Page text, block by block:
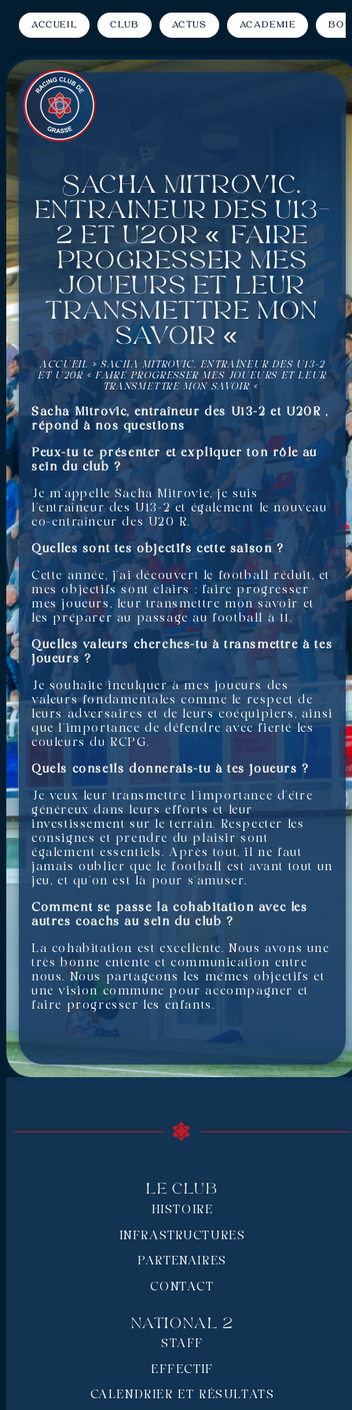
Accueil Club Actus Académie
Sacha Mitrovic,
entraîneur des U13-
2 et U20R « Faire
progresser mes
joueurs et leur
transmettre mon
savoir «
ACCUEIL »SACHA MITROVIC, ENTRAÎNEUR DES U13-2
ET U20R « FAIRE PROGRESSER MES JOUEURS ET LEUR
TRANSMETTRE MON SAVOIR «
Sacha Mitrovic, entraîneur des U13-2 et U20R ,
répond à nos questions
Peux-tu te présenter et expliquer ton rôle au
sein du club ?
Je m’appelle Sacha Mitrovic, je suis
l’entraîneur des U13-2 et également le nouveau
co-entraîneur des U20 R.
Quelles sont tes objectifs cette saison ?
Cette année, j’ai découvert le football réduit, et
mes objectifs sont clairs : faire progresser
mes joueurs, leur transmettre mon savoir et
les préparer au passage au football à 11.
Quelles valeurs cherches-tu à transmettre à tes
joueurs ?
Je souhaite inculquer à mes joueurs des
valeurs fondamentales comme le respect de
leurs adversaires et de leurs coéquipiers, ainsi
que l’importance de défendre avec fierté les
couleurs du RCPG.
Quels conseils donnerais-tu à tes joueurs ?
Je veux leur transmettre l’importance d’être
généreux dans leurs efforts et leur
investissement sur le terrain. Respecter les
consignes et prendre du plaisir sont
également essentiels. Après tout, il ne faut
jamais oublier que le football est avant tout un
jeu, et qu’on est là pour s’amuser.
Comment se passe la cohabitation avec les
autres coachs au sein du club ?
La cohabitation est excellente. Nous avons une
très bonne entente et communication entre
nous. Nous partageons les mêmes objectifs et
une vision commune pour accompagner et
faire progresser les enfants.
Le Club
HISTOIRE
INFRASTRUCTURES
PARTENAIRES
CONTACT
National 2
STAFF
EFFECTIF
CALENDRIER ET RÉSULTATS